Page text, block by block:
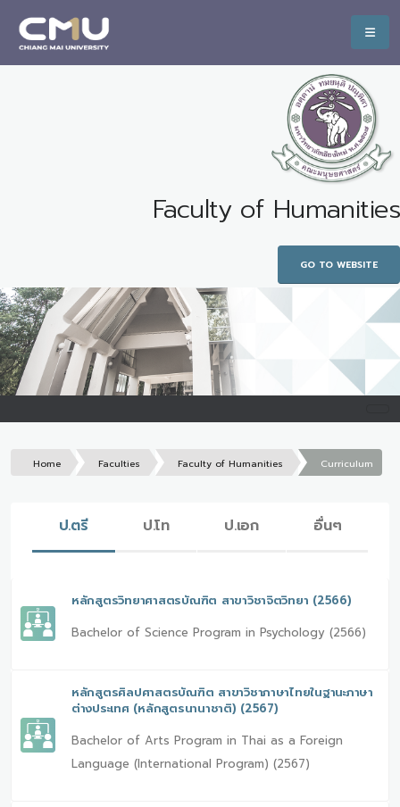
Faculty of Humanities
GO TO WEBSITE
Home Faculties Faculty of Humanities Curriculum
ป.ตรี ป.โท ป.เอก อื่นๆ
หลักสูตรวิทยาศาสตรบัณฑิต สาขาวิชาจิตวิทยา (2566)
Bachelor of Science Program in Psychology (2566)
หลักสูตรศิลปศาสตรบัณฑิต สาขาวิชาภาษาไทยในฐานะภาษา
ต่างประเทศ (หลักสูตรนานาชาติ) (2567)
Bachelor of Arts Program in Thai as a Foreign
Language (International Program) (2567)